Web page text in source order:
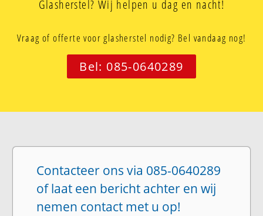
Glasherstel? Wij helpen u dag en nacht!
Vraag of offerte voor glasherstel nodig? Bel vandaag nog!
Bel: 085-0640289
Contacteer ons via 085-0640289
of laat een bericht achter en wij
nemen contact met u op!